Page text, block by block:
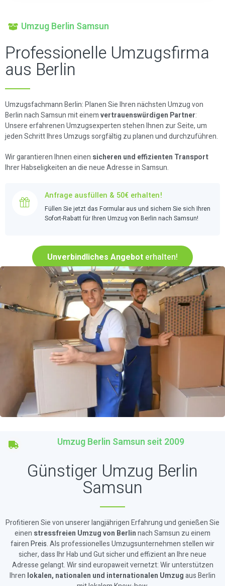
Umzug Berlin Samsun
Professionelle Umzugsfirma
aus Berlin
Umzugsfachmann Berlin: Planen Sie Ihren nächsten Umzug von
Berlin nach Samsun mit einemvertrauenswürdigen Partner:
Unsere erfahrenen Umzugsexperten stehen Ihnen zur Seite, um
jeden Schritt Ihres Umzugs sorgfältig zu planen und durchzuführen.
Wir garantieren Ihnen einen sicheren und effizienten Transport
Ihrer Habseligkeiten an die neue Adresse in Samsun.
Anfrage ausfüllen & 50€ erhalten!
Füllen Sie jetzt das Formular aus und sichern Sie sich Ihren
Sofort-Rabatt für Ihren Umzug von Berlin nach Samsun!
Unverbindliches Angebot erhalten!
Umzug Berlin Samsun seit 2009
Günstiger Umzug Berlin
Samsun
Profitieren Sie von unserer langjährigen Erfahrung und genießen Sie
einen stressfreien Umzug von Berlinnach Samsun zu einem
fairenPreis. Als professionelles Umzugsunternehmen stellen wir
sicher, dass Ihr Hab und Gut sicher und effizient an Ihre neue
Adresse gelangt. Wir sind europaweit vernetzt: Wir unterstützen
Ihren lokalen, nationalen und internationalen Umzugaus Berlin